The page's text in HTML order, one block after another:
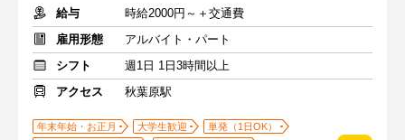
給与
時給2000円～＋交通費
雇用形態
アルバイト・パート
シフト
週1日 1日3時間以上
アクセス
秋葉原駅
年末年始・お正月 大学生歓迎
単発（1日OK）